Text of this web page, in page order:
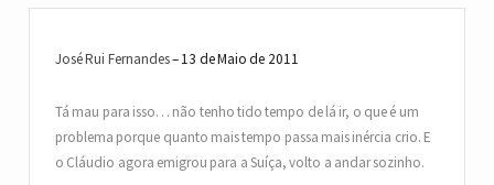
José Rui Fernandes 13 de Maio de 2011
Tá mau para isso… não tenho tido tempo de lá ir, o que é um
problema porque quanto mais tempo passa mais inércia crio. E
o Cláudio agora emigrou para a Suíça, volto a andar sozinho.